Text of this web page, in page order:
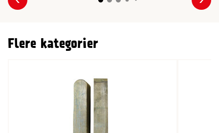
Forrige
Flere kategorier